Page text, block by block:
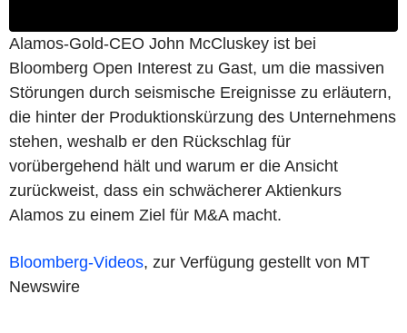
Alamos-Gold-CEO John McCluskey ist bei
Bloomberg Open Interest zu Gast, um die massiven
Störungen durch seismische Ereignisse zu erläutern,
die hinter der Produktionskürzung des Unternehmens
stehen, weshalb er den Rückschlag für
vorübergehend hält und warum er die Ansicht
zurückweist, dass ein schwächerer Aktienkurs
Alamos zu einem Ziel für M&A macht.
Bloomberg-Videos, zur Verfügung gestellt von MT
Newswire